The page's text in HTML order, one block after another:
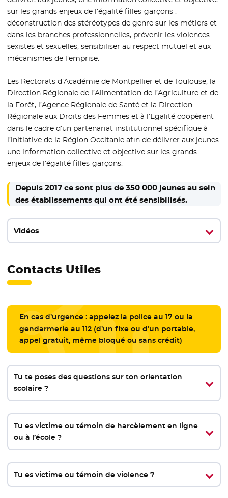
sur les grands enjeux de l’égalité filles-garçons :
déconstruction des stéréotypes de genre sur les métiers et
dans les branches professionnelles, prévenir les violences
sexistes et sexuelles, sensibiliser au respect mutuel et aux
mécanismes de l’emprise.
Les Rectorats d’Académie de Montpellier et de Toulouse, la
Direction Régionale de l’Alimentation de l’Agriculture et de
la Forêt, l’Agence Régionale de Santé et la Direction
Régionale aux Droits des Femmes et à l’Egalité coopèrent
dans le cadre d’un partenariat institutionnel spécifique à
l’initiative de la Région Occitanie afin de délivrer aux jeunes
une information collective et objective sur les grands
enjeux de l’égalité filles-garçons.
Depuis 2017 ce sont plus de 350 000 jeunes au sein
des établissements qui ont été sensibilisés.
Vidéos
Contacts Utiles
En cas d’urgence : appelez la police au 17 ou la
gendarmerie au 112 (d’un fixe ou d’un portable,
appel gratuit, même bloqué ou sans crédit)
Tu te poses des questions sur ton orientation
scolaire ?
Tu es victime ou témoin de harcèlement en ligne
ou à l’école ?
Tu es victime ou témoin de violence ?